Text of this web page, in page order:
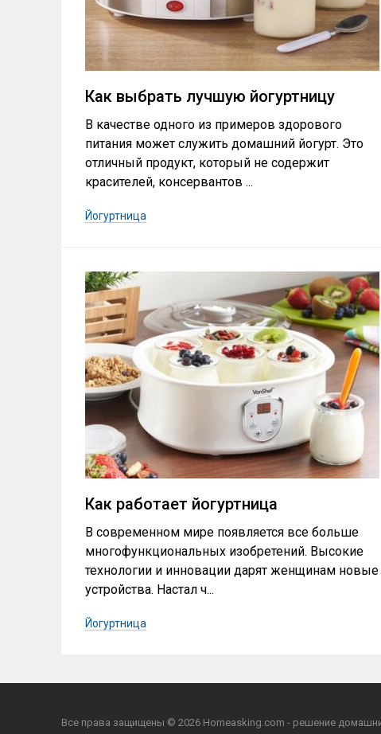
Как выбрать лучшую йогуртницу
В качестве одного из примеров здорового
питания может служить домашний йогурт. Это
отличный продукт, который не содержит
красителей, консервантов ...
Йогуртница
Как работает йогуртница
В современном мире появляется все больше
многофункциональных изобретений. Высокие
технологии и инновации дарят женщинам новые
устройства. Настал ч...
Йогуртница
Все права защищены © 2026 Homeasking.com - решение